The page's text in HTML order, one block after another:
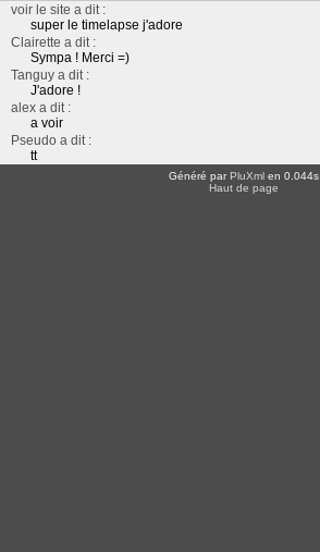
voir le site a dit :
super le timelapse j'adore
Clairette a dit :
Sympa ! Merci =)
Tanguy a dit :
J'adore !
alex a dit :
a voir
Pseudo a dit :
tt
Généré parPluXml en 0.044s
Haut de page